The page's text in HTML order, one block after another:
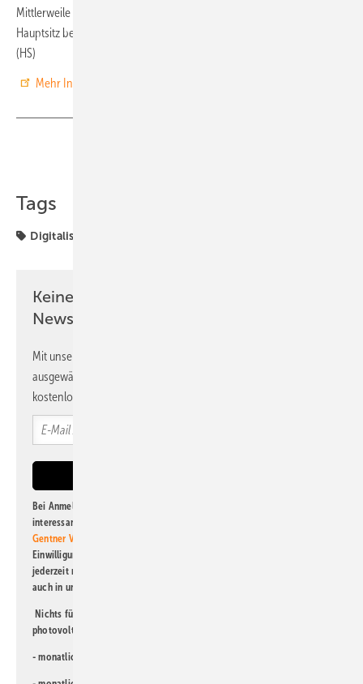
Mittlerweile zählt es rund 200 Mitarbeiterinnen und Mitarbeiter. Der
Hauptsitz befindet sich in Hannover, ein zweiter Betriebsteil in Berlin.
(HS)
Mehr Informationen über Hero finden Sie hier.
Tags
Digitalisierung
Keine Zeit? Kein Problem mit dem PV
Newsletter!
Mit unserem Newsletter erhalten Sie regelmäßig von uns
ausgewählte Informationen und Neuigkeiten, gebündelt und
kostenlos direkt ins Postfach.
Bei Anmeldung zu diesem Newsletter bin ich damit einverstanden, über
interessante Verlags- und Online-Angebote
Gentner Verlag GmbH & Co. KG
Einwilligung kann ich jederzeit widerrufen und eine Abmeldung ist
jederzeit möglich. Informationen zum Umgang mit Daten finden Sie
auch in unserer
Nichts für Sie dabei? Dann lesen Sie doch einen unserer weiteren
photovoltaik-Newsletter!
- monatlicher